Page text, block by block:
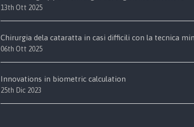
13th Ott 2025
Chirurgia dela cataratta in casi difficili con la tecnica
06th Ott 2025
Innovations in biometric calculation
25th Dic 2023